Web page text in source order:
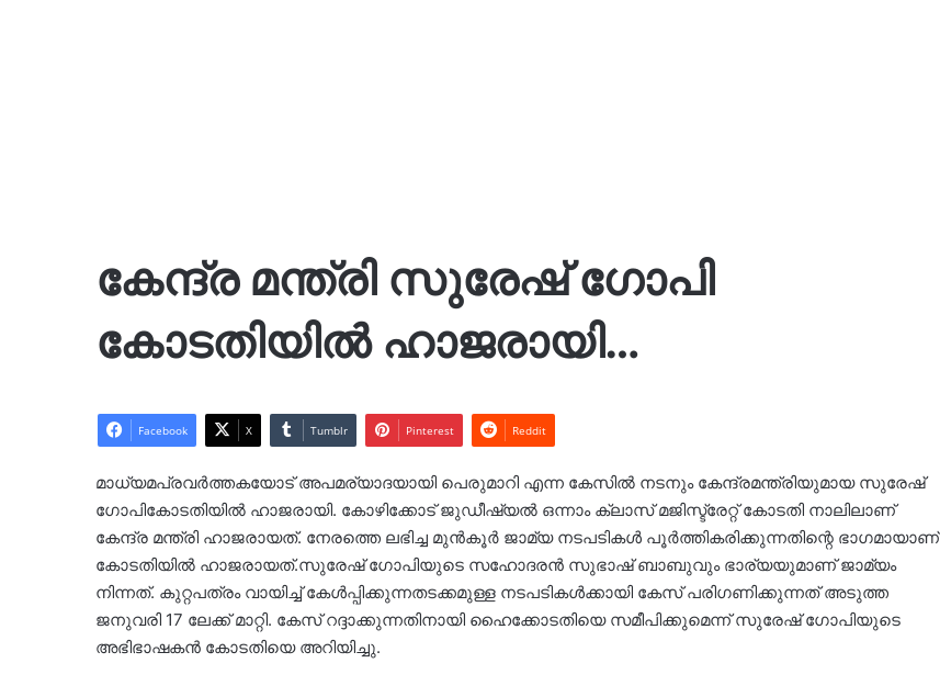
കേന്ദ്ര മന്ത്രി സുരേഷ് ഗോപി
കോടതിയിൽ ഹാജരായി…
Facebook X Tumblr Pinterest Reddit
മാധ്യമപ്രവർത്തകയോട് അപമര്യാദയായി പെരുമാറി എന്ന കേസിൽ നടനും കേന്ദ്രമന്ത്രിയുമായ സുരേഷ്
ഗോപികോടതിയിൽ ഹാജരായി. കോഴിക്കോട് ജുഡീഷ്യൽ ഒന്നാം ക്ലാസ് മജിസ്ട്രേറ്റ് കോടതി നാലിലാണ്
കേന്ദ്ര മന്ത്രി ഹാജരായത്. നേരത്തെ ലഭിച്ച മുൻകൂർ ജാമ്യ നടപടികൾ പൂർത്തികരിക്കുന്നതിന്റെ ഭാഗമായാണ്
കോടതിയിൽ ഹാജരായത്.സുരേഷ് ഗോപിയുടെ സഹോദരൻ സുഭാഷ് ബാബുവും ഭാര്യയുമാണ് ജാമ്യം
നിന്നത്. കുറ്റപത്രം വായിച്ച് കേൾപ്പിക്കുന്നതടക്കമുള്ള നടപടികൾക്കായി കേസ് പരിഗണിക്കുന്നത് അടുത്ത
ജനുവരി 17 ലേക്ക് മാറ്റി. കേസ് റദ്ദാക്കുന്നതിനായി ഹൈക്കോടതിയെ സമീപിക്കുമെന്ന് സുരേഷ് ഗോപിയുടെ
അഭിഭാഷകൻ കോടതിയെ അറിയിച്ചു.